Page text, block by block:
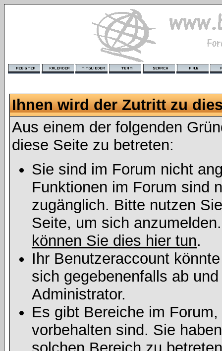
Ihnen wird der Zutritt zu
Aus einem der folgenden
diese Seite zu betreten:
Sie sind im Forum nicht
Funktionen im Forum sind
zugänglich. Bitte nutzen
Seite, um sich
können Sie dies hier tun.
Ihr Benutzeraccount
sich gegebenenfalls ab
Administrator.
Es gibt Bereiche im
vorbehalten sind. Sie